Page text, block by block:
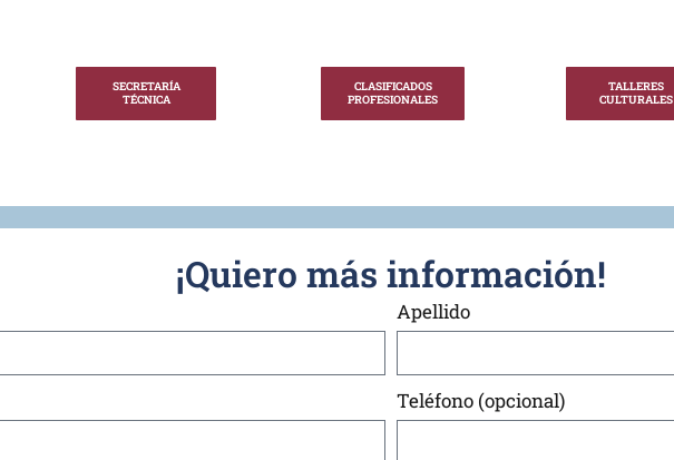
SECRETARÍA
TÉCNICA
CLASIFICADOS
PROFESIONALES
TALLERES
CULTURALES
¡Quiero más información!
Apellido
Teléfono (opcional)